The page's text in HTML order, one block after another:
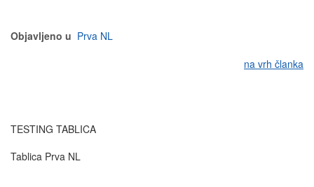
Objavljeno u Prva NL
na vrh članka
TESTING TABLICA
Tablica Prva NL